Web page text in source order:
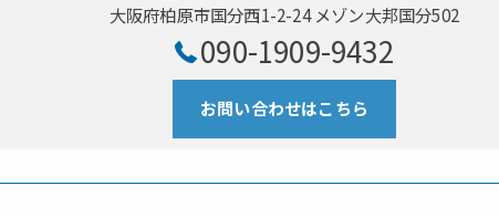
大阪府柏原市国分西1-2-24 メゾン大邦国分502
090-1909-9432
お問い合わせはこちら